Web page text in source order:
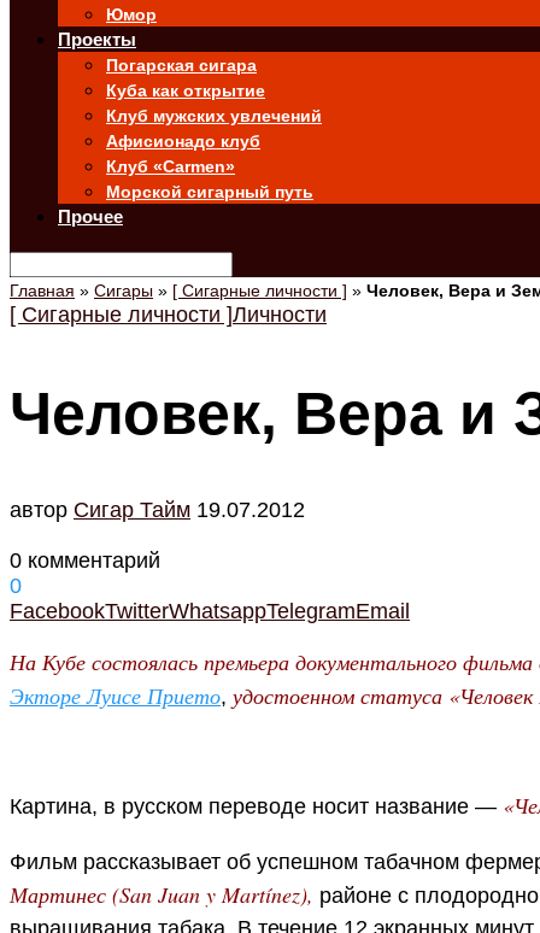
Юмор
Проекты
Погарская сигара
Куба как открытие
Клуб мужских увлечений
Афисионадо клуб
Клуб «Carmen»
Морской сигарный путь
Прочее
Главная » Сигары » [ Сигарные личности ] » Человек, Вера и
[ Сигарные личности ]Личности
Человек, Вера и
автор Cигар Тайм 19.07.2012
0 комментарий
0
FacebookTwitterWhatsappTelegramEmail
На Кубе состоялась премьера документального
Экторе Луисе Прието, удостоенном статуса «Человек
Картина, в русском переводе носит название —
Фильм рассказывает об успешном табачном
Мартинес (San Juan y Martínez), районе с
выращивания табака. В течение 12 экранных